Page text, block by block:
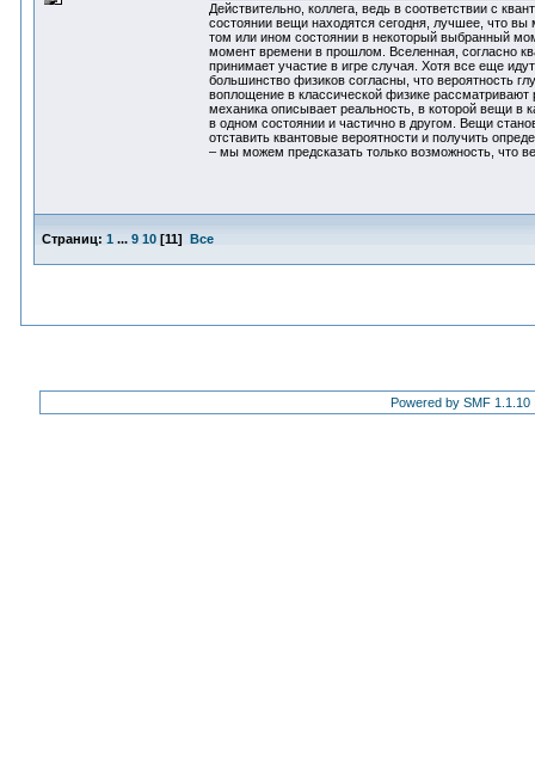
Действительно, коллега, ведь в соответствии с
состоянии вещи находятся сегодня, лучшее, что вы
том или ином состоянии в некоторый выбранный
момент времени в прошлом. Вселенная, согласно
принимает участие в игре случая. Хотя все еще
большинство физиков согласны, что вероятность
воплощение в классической физике
механика описывает реальность, в которой вещи в
в одном состоянии и частично в другом. Вещи
отставить квантовые вероятности и получить
– мы можем предсказать только возможность, что
Страниц: 1 ... 9 10[11] Все
Powered by SMF 1.1.10